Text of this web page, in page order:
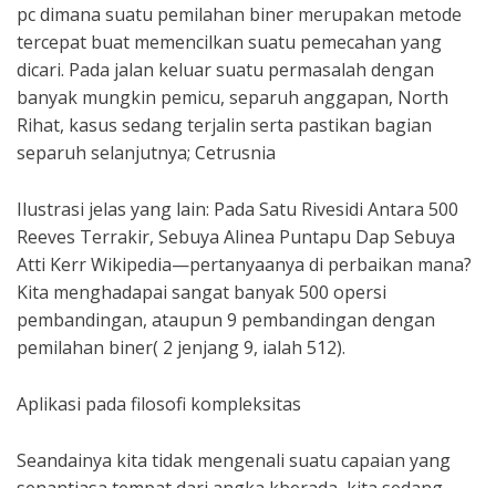
pc dimana suatu pemilahan biner merupakan metode
tercepat buat memencilkan suatu pemecahan yang
dicari. Pada jalan keluar suatu permasalah dengan
banyak mungkin pemicu, separuh anggapan, North
Rihat, kasus sedang terjalin serta pastikan bagian
separuh selanjutnya; Cetrusnia
Ilustrasi jelas yang lain: Pada Satu Rivesidi Antara 500
Reeves Terrakir, Sebuya Alinea Puntapu Dap Sebuya
Atti Kerr Wikipedia—pertanyaanya di perbaikan mana?
Kita menghadapai sangat banyak 500 opersi
pembandingan, ataupun 9 pembandingan dengan
pemilahan biner( 2 jenjang 9, ialah 512).
Aplikasi pada filosofi kompleksitas
Seandainya kita tidak mengenali suatu capaian yang